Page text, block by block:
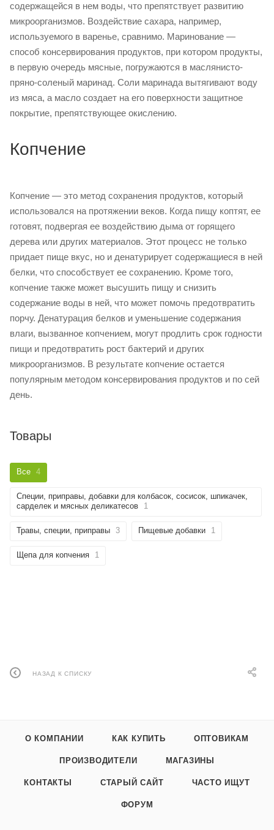
содержащейся в нем воды, что препятствует развитию
микроорганизмов. Воздействие сахара, например,
используемого в варенье, сравнимо. Маринование —
способ консервирования продуктов, при котором продукты,
в первую очередь мясные, погружаются в маслянисто-
пряно-соленый маринад. Соли маринада вытягивают воду
из мяса, а масло создает на его поверхности защитное
покрытие, препятствующее окислению.
Копчение
Копчение — это метод сохранения продуктов, который
использовался на протяжении веков. Когда пищу коптят, ее
готовят, подвергая ее воздействию дыма от горящего
дерева или других материалов. Этот процесс не только
придает пище вкус, но и денатурирует содержащиеся в ней
белки, что способствует ее сохранению. Кроме того,
копчение также может высушить пищу и снизить
содержание воды в ней, что может помочь предотвратить
порчу. Денатурация белков и уменьшение содержания
влаги, вызванное копчением, могут продлить срок годности
пищи и предотвратить рост бактерий и других
микроорганизмов. В результате копчение остается
популярным методом консервирования продуктов и по сей
день.
Товары
Все 4
Специи, приправы, добавки для колбасок, сосисок, шпикачек,
сарделек и мясных деликатесов
1
Травы, специи, приправы 3 Пищевые добавки 1
Щепа для копчения 1
НАЗАД К СПИСКУ
О КОМПАНИИ КАК КУПИТЬ ОПТОВИКАМ
ПРОИЗВОДИТЕЛИ МАГАЗИНЫ
КОНТАКТЫ СТАРЫЙ САЙТ ЧАСТО ИЩУТ
ФОРУМ